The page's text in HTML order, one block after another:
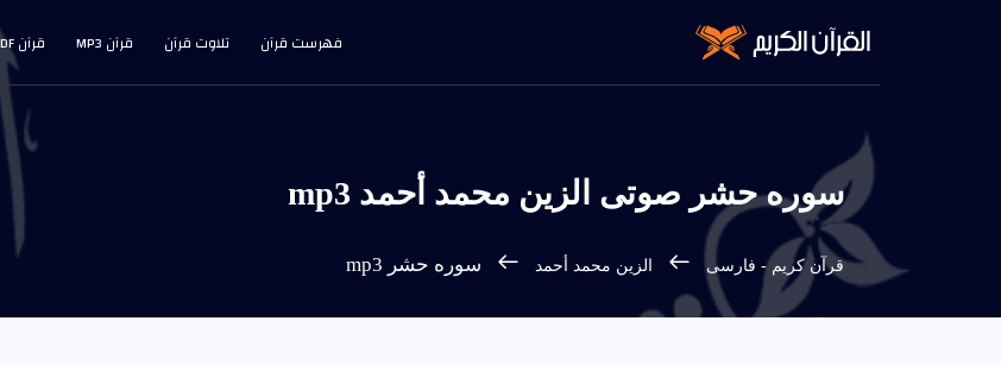
فهرست قرآن تلاوت قرآن قرآن MP3 قرآن PDF
سوره حشر صوتی الزين محمد أحمد mp3
قرآن كريم - فارسى الزين محمد أحمد سوره حشر mp3